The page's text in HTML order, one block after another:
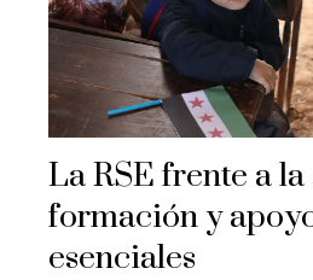
La RSE frente a
formación y
esenciales